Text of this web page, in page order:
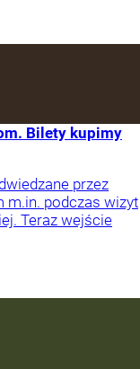
Bilety kupimy
przez
m.in. podczas wizyt
Teraz wejście